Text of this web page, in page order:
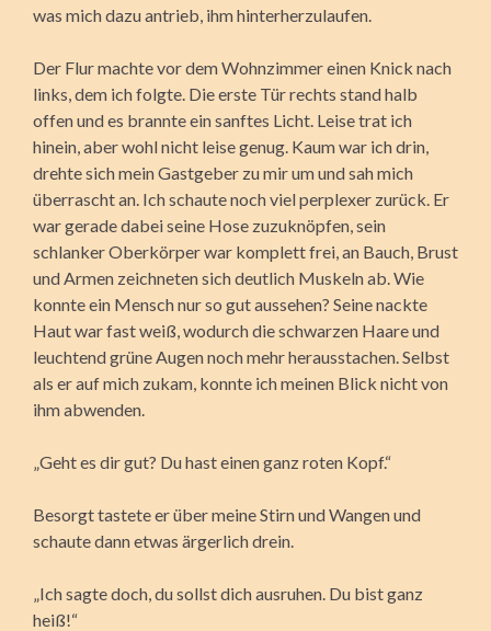
was mich dazu antrieb, ihm hinterherzulaufen.
Der Flur machte vor dem Wohnzimmer einen Knick nach
links, dem ich folgte. Die erste Tür rechts stand halb
offen und es brannte ein sanftes Licht. Leise trat ich
hinein, aber wohl nicht leise genug. Kaum war ich drin,
drehte sich mein Gastgeber zu mir um und sah mich
überrascht an. Ich schaute noch viel perplexer zurück. Er
war gerade dabei seine Hose zuzuknöpfen, sein
schlanker Oberkörper war komplett frei, an Bauch, Brust
und Armen zeichneten sich deutlich Muskeln ab. Wie
konnte ein Mensch nur so gut aussehen? Seine nackte
Haut war fast weiß, wodurch die schwarzen Haare und
leuchtend grüne Augen noch mehr herausstachen. Selbst
als er auf mich zukam, konnte ich meinen Blick nicht von
ihm abwenden.
„Geht es dir gut? Du hast einen ganz roten Kopf.“
Besorgt tastete er über meine Stirn und Wangen und
schaute dann etwas ärgerlich drein.
„Ich sagte doch, du sollst dich ausruhen. Du bist ganz
heiß!“